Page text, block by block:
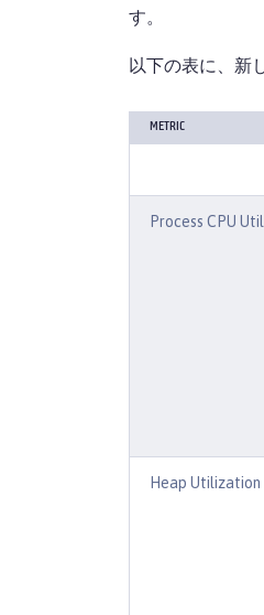
す。
以下の表に、新
METRIC
Process CPU
Heap